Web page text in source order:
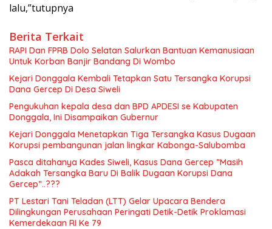
lalu,”tutupnya
Berita Terkait
RAPI Dan FPRB Dolo Selatan Salurkan Bantuan Kemanusiaan
Untuk Korban Banjir Bandang Di Wombo
Kejari Donggala Kembali Tetapkan Satu Tersangka Korupsi
Dana Gercep Di Desa Siweli
Pengukuhan kepala desa dan BPD APDESI se Kabupaten
Donggala, Ini Disampaikan Gubernur
Kejari Donggala Menetapkan Tiga Tersangka Kasus Dugaan
Korupsi pembangunan jalan lingkar Kabonga-Salubomba
Pasca ditahanya Kades Siweli, Kasus Dana Gercep ”Masih
Adakah Tersangka Baru Di Balik Dugaan Korupsi Dana
Gercep”..???
PT Lestari Tani Teladan (LTT) Gelar Upacara Bendera
Dilingkungan Perusahaan Peringati Detik-Detik Proklamasi
Kemerdekaan RI Ke 79